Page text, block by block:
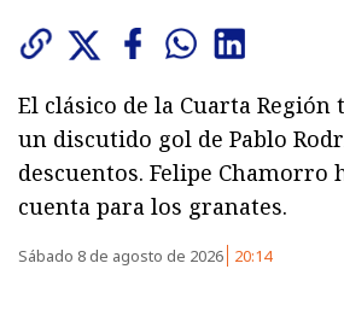
El clásico de la Cuarta
un discutido gol de Pablo
descuentos. Felipe Chamorro
cuenta para los granates.
Sábado 8 de agosto de 2026 20:14